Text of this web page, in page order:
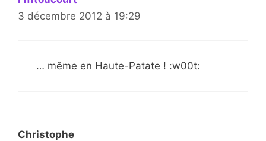
3 décembre 2012 à 19:29
… même en Haute-Patate ! :w00t:
Christophe